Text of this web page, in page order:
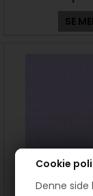
Cookie
Denne
SE
Watermark
Lys lilla